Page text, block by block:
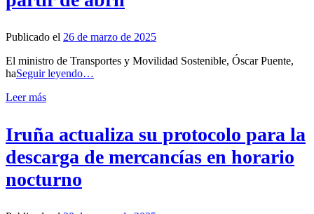
Publicado el 26 de marzo de 2025
El ministro de Transportes y Movilidad Sostenible, Óscar Puente,
haSeguir leyendo…
Leer más
Iruña actualiza su protocolo para la
descarga de mercancías en horario
nocturno